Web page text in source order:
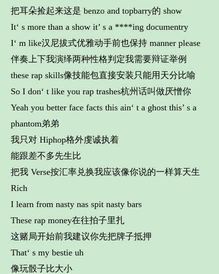
把耳朵捡起来这是 benzo and topbarry的 show
It‘ s more than a show it’ s a ****ing documentry
I‘ m like汉尼拔式优雅动手前也保持 manner please
伴奏上下我演绎两种性格判定我需要辩证举例
these rap skills像技能包直接安装只能用天分比喻
So I don‘ t like you rap trashes杭州话叫做厌憎你
Yeah you better face facts this ain‘ t a ghost this’ s a
phantom弟弟
我只对 Hiphop格外虔诚执着
能跟差不多先生比
把我 Verse按汇率兑换我应该像你说的一样算天生
Rich
I learn from nasty nas spit nasty bars
These rap money在往拍子里扎
这赌局开始前我建议你先把牌子抵押
That‘ s my bestie uh
像玩骰子比大小